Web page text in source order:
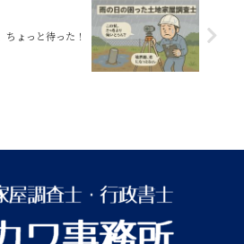
ちょっと待った！